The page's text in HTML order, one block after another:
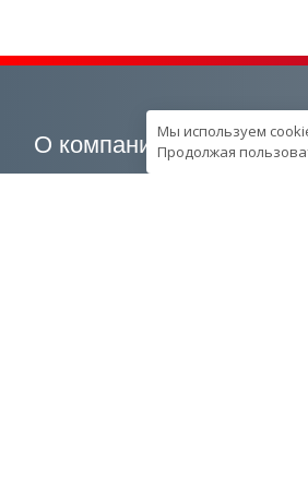
О компанииМы используем
Продолжая